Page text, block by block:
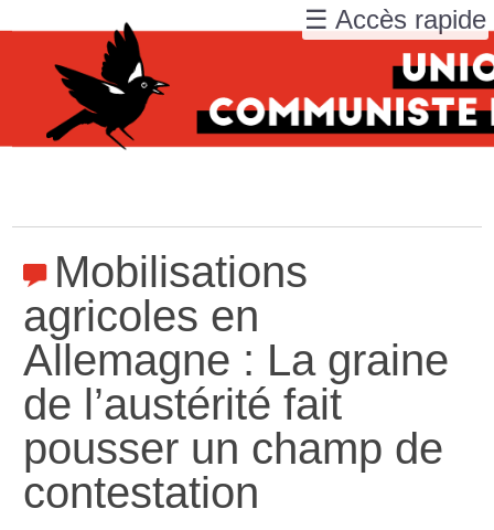
Mobilisations
agricoles en
Allemagne : La graine
de l’austérité fait
pousser un champ de
contestation
☰ Accès rapide